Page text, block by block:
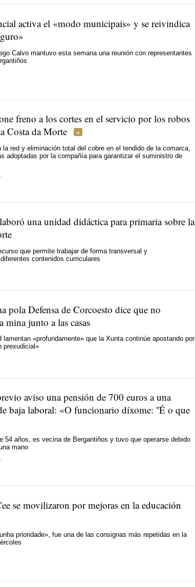
activa el «modo municipais» y se reivindica
Calvo mantuvo esta semana una reunión con representantes
freno a los cortes en el servicio por los robos
Costa da Morte
la red y eliminación total del cobre en el tendido de la comarca,
adoptadas por la compañía para garantizar el suministro de
una unidad didáctica para primaria sobre la
que permite trabajar de forma transversal y
contenidos curriculares
pola Defensa de Corcoesto dice que no
mina junto a las casas
lamentan «profundamente» que la Xunta continúe apostando por
prexudicial»
aviso una pensión de 700 euros a una
baja laboral: «O funcionario díxome: ''É o que
54 años, es vecina de Bergantiños y tuvo que operarse debido
mano
se movilizaron por mejoras en la educación
prioridade» , fue una de las consignas más repetidas en la